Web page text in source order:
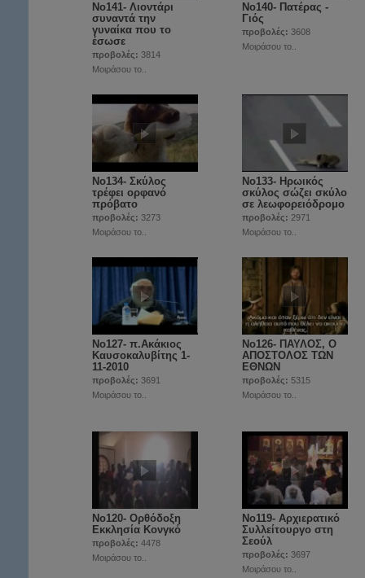
Νο141- Λιοντάρι
συναντά την
γυναίκα που το
έσωσε
προβολές: 3814
Μοιράσου το..
Νο140- Πατέρας -
Γιός
προβολές: 3608
Μοιράσου το..
Νο134- Σκύλος
τρέφει ορφανό
πρόβατο
προβολές: 3273
Μοιράσου το..
No133- Ηρωικός
σκύλος σώζει σκύλο
σε λεωφορειόδρομο
προβολές: 2971
Μοιράσου το..
Νο127- π.Ακάκιος
Καυσοκαλυβίτης 1-
11-2010
προβολές: 3691
Μοιράσου το..
Νο126- ΠΑΥΛΟΣ, Ο
ΑΠΟΣΤΟΛΟΣ ΤΩΝ
ΕΘΝΩΝ
προβολές: 5315
Μοιράσου το..
Νο120- Ορθόδοξη
Εκκλησία Κονγκό
προβολές: 4478
Μοιράσου το..
Νο119- Αρχιερατικό
Συλλείτουργο στη
Σεούλ
προβολές: 3697
Μοιράσου το..